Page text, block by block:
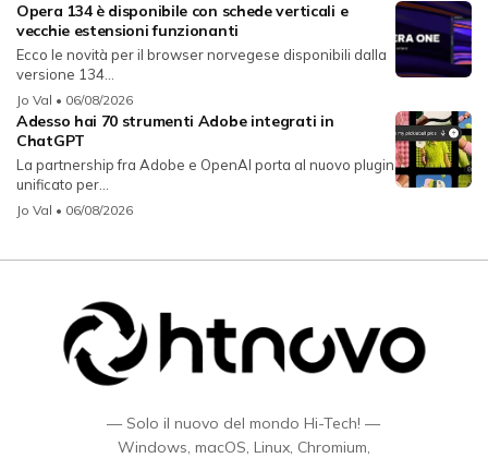
Opera 134 è disponibile con schede verticali e
vecchie estensioni funzionanti
Ecco le novità per il browser norvegese disponibili dalla
versione 134...
Jo Val • 06/08/2026
Adesso hai 70 strumenti Adobe integrati in
ChatGPT
La partnership fra Adobe e OpenAI porta al nuovo plugin
unificato per...
Jo Val • 06/08/2026
— Solo il nuovo del mondo Hi-Tech! —
Windows, macOS, Linux, Chromium,